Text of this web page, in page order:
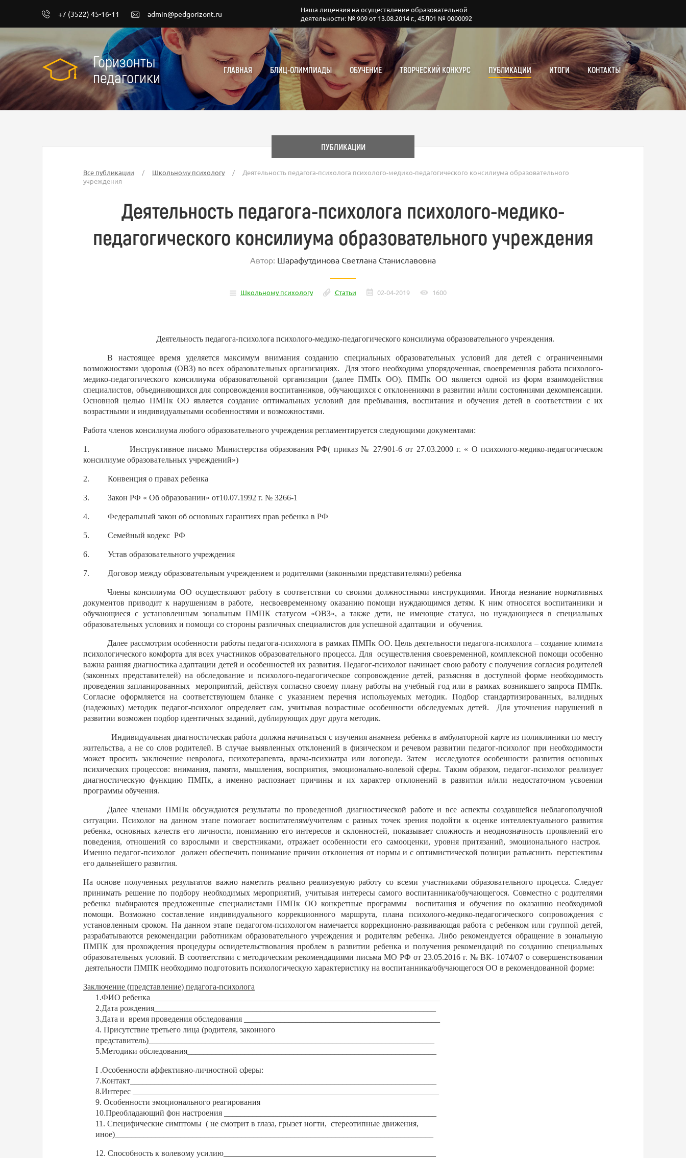
+7 (3522) 45-16-11 admin@pedgorizont.ru
Наша лицензия на осуществление образовательной
деятельности: № 909 от 13.08.2014 г., 45Л01 № 0000092
Горизонты
педагогики
ГЛАВНАЯ БЛИЦ-ОЛИМПИАДЫ ОБУЧЕНИЕ ТВОРЧЕСКИЙ КОНКУРС ПУБЛИКАЦИИ ИТОГИ КОНТАКТЫ
ПУБЛИКАЦИИ
Все публикации / Школьному психологу /
Деятельность педагога-психолога психолого-медико-педагогического консилиума образовательного
учреждения
Деятельность педагога-психолога психолого-медико-
педагогического консилиума образовательного учреждения
Автор: Шарафутдинова Светлана Станиславовна
Школьному психологу Статьи 02-04-2019 1600
Деятельность педагога-психолога психолого-медико-педагогического консилиума образовательного учреждения.
В настоящее время уделяется максимум внимания созданию специальных образовательных условий для детей с ограниченными
возможностями здоровья (ОВЗ) во всех образовательных организациях.
Для этого необходима упорядоченная, своевременная работа психолого-
медико-педагогического консилиума образовательной организации (далее ПМПк ОО). ПМПк ОО является одной из форм взаимодействия
специалистов, объединяющихся для сопровождения воспитанников, обучающихся с отклонениями в развитии и/или состояниями декомпенсации.
Основной целью ПМПк ОО является создание оптимальных условий для пребывания, воспитания и обучения детей в соответствии с их
возрастными и индивидуальными особенностями и возможностями.
Работа членов консилиума любого образовательного учреждения регламентируется следующими документами:
1.
Инструктивное письмо Министерства образования РФ( приказ № 27/901-6 от 27.03.2000 г. « О психолого-медико-педагогическом
консилиуме образовательных учреждений»)
2. Конвенция о правах ребенка
3. Закон РФ « Об образовании» от10.07.1992 г. № 3266-1
4. Федеральный закон об основных гарантиях прав ребенка в РФ
5. Семейный кодекс РФ
6. Устав образовательного учреждения
7. Договор между образовательным учреждением и родителями (законными представителями) ребенка
Члены консилиума ОО осуществляют работу в соответствии со своими должностными инструкциями. Иногда незнание нормативных
документов приводит к нарушениям в работе,
несвоевременному оказанию помощи нуждающимся детям. К ним относятся воспитанники и
обучающиеся с установленным зональным ПМПК статусом «ОВЗ», а также дети, не имеющие статуса, но нуждающиеся в специальных
образовательных условиях и помощи со стороны различных специалистов для успешной адаптации и обучения.
Далее рассмотрим особенности работы педагога-психолога в рамках ПМПк ОО. Цель деятельности педагога-психолога – создание климата
психологического комфорта для всех участников образовательного процесса. Для осуществления своевременной, комплексной помощи особенно
важна ранняя диагностика адаптации детей и особенностей их развития. Педагог-психолог начинает свою работу с получения согласия родителей
(законных представителей) на обследование и психолого-педагогическое сопровождение детей, разъясняя в доступной форме необходимость
проведения запланированных
мероприятий, действуя согласно своему плану работы на учебный год или в рамках возникшего запроса ПМПк.
Согласие оформляется на соответствующем бланке с указанием перечня используемых методик. Подбор стандартизированных, валидных
(надежных) методик педагог-психолог определяет сам, учитывая возрастные особенности обследуемых детей.
Для уточнения нарушений в
развитии возможен подбор идентичных заданий, дублирующих друг друга методик.
Индивидуальная диагностическая работа должна начинаться с изучения анамнеза ребенка в амбулаторной карте из поликлиники по месту
жительства, а не со слов родителей. В случае выявленных отклонений в физическом и речевом развитии педагог-психолог при необходимости
может просить заключение невролога, психотерапевта, врача-психиатра или логопеда. Затем
исследуются особенности развития основных
психических процессов: внимания, памяти, мышления, восприятия, эмоционально-волевой сферы. Таким образом, педагог-психолог реализует
диагностическую функцию ПМПк, а именно распознает причины и их характер отклонений в развитии и/или недостаточном усвоении
программы обучения.
Далее членами ПМПк обсуждаются результаты по проведенной диагностической работе и все аспекты создавшейся неблагополучной
ситуации. Психолог на данном этапе помогает воспитателям/учителям с разных точек зрения подойти к оценке интеллектуального развития
ребенка, основных качеств его личности, пониманию его интересов и склонностей, показывает сложность и неоднозначность проявлений его
поведения, отношений со взрослыми и сверстниками, отражает особенности его самооценки, уровня притязаний, эмоционального настроя.
Именно педагог-психолог
должен обеспечить понимание причин отклонения от нормы и с оптимистической позиции разъяснить
перспективы
его дальнейшего развития.
На основе полученных результатов важно наметить реально реализуемую работу со всеми участниками образовательного процесса. Следует
принимать решение по подбору необходимых мероприятий, учитывая интересы самого воспитанника/обучающегося. Совместно с родителями
ребенка выбираются предложенные специалистами ПМПк ОО конкретные программы
воспитания и обучения по оказанию необходимой
помощи. Возможно составление индивидуального коррекционного маршрута, плана психолого-медико-педагогического сопровождения с
установленным сроком. На данном этапе педагогом-психологом намечается коррекционно-развивающая работа с ребенком или группой детей,
разрабатываются рекомендации работникам образовательного учреждения и родителям ребенка. Либо рекомендуется обращение в зональную
ПМПК для прохождения процедуры освидетельствования проблем в развитии ребенка и получения рекомендаций по созданию специальных
образовательных условий. В соответствии с методическим рекомендациями письма МО РФ от 23.05.2016 г. № ВК- 1074/07 о совершенствовании
деятельности ПМПК необходимо подготовить психологическую характеристику на воспитанника/обучающегося ОО в рекомендованной форме:
Заключение (представление) педагога-психолога
1.ФИО ребенка_______________________________________________________________________
2.Дата рождения_____________________________________________________________________
3.Дата и время проведения обследования ________________________________________________
4. Присутствие третьего лица (родителя, законного
представитель)______________________________________________________________________
5.Методики обследования_____________________________________________________________
I .Особенности аффективно-личностной сферы:
7.Контакт___________________________________________________________________________
8.Интерес ___________________________________________________________________________
9. Особенности эмоционального реагирования
10.Преобладающий фон настроения ____________________________________________________
11. Специфические симптомы ( не смотрит в глаза, грызет ногти, стереотипные движения,
иное)______________________________________________________________________________
12. Способность к волевому усилию